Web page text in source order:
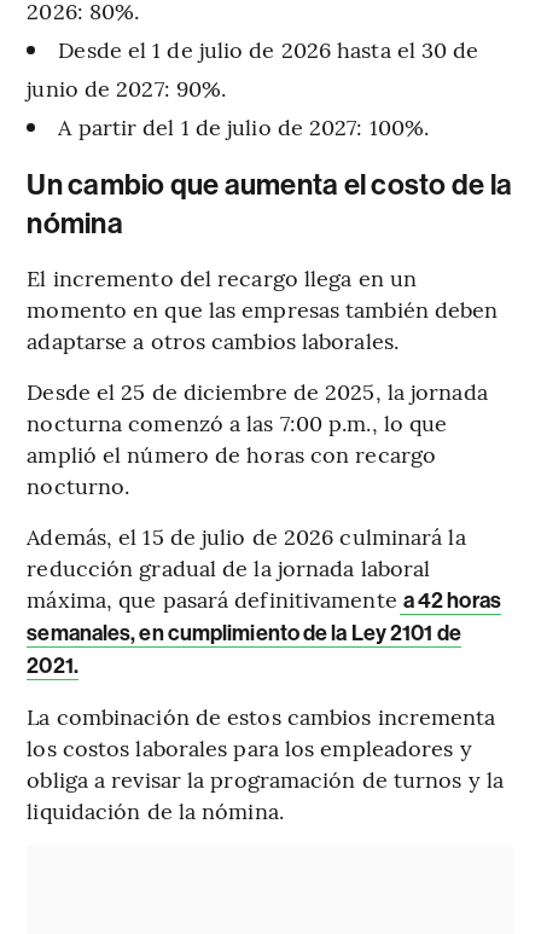
2026: 80%.
Desde el 1 de julio de 2026 hasta el 30 de
junio de 2027: 90%.
A partir del 1 de julio de 2027: 100%.
Un cambio que aumenta el costo de la
nómina
El incremento del recargo llega en un
momento en que las empresas también deben
adaptarse a otros cambios laborales.
Desde el 25 de diciembre de 2025, la jornada
nocturna comenzó a las 7:00 p.m., lo que
amplió el número de horas con recargo
nocturno.
Además, el 15 de julio de 2026 culminará la
reducción gradual de la jornada laboral
máxima, que pasará definitivamente a 42 horas
semanales, en cumplimiento de la Ley 2101 de
2021.
La combinación de estos cambios incrementa
los costos laborales para los empleadores y
obliga a revisar la programación de turnos y la
liquidación de la nómina.